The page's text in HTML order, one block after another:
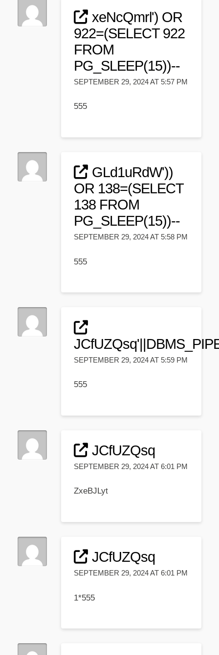
xeNcQmrl') OR
922=(SELECT 922
FROM
PG_SLEEP(15))--
SEPTEMBER 29, 2024 AT 5:57 PM
555
GLd1uRdW'))
OR 138=(SELECT
138 FROM
PG_SLEEP(15))--
SEPTEMBER 29, 2024 AT 5:58 PM
555
SEPTEMBER 29, 2024 AT 5:59 PM
555
JCfUZQsq
SEPTEMBER 29, 2024 AT 6:01 PM
ZxeBJLyt
JCfUZQsq
SEPTEMBER 29, 2024 AT 6:01 PM
1*555